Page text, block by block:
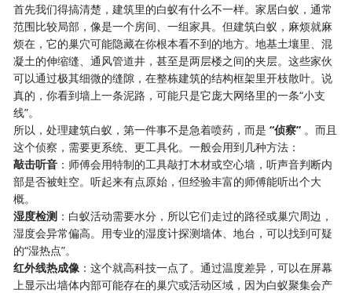
首先我们得搞清楚，建筑里的白蚁有什么不一样。家居白蚁，通常
范围比较局部，像是一个房间、一组家具。但建筑白蚁，麻烦就麻
烦在，它的巢穴可能隐藏在你根本看不到的地方。地基土壤里、混
凝土的伸缩缝、通风管道井，甚至是两层楼之间的夹层。这些家伙
可以通过极其细微的缝隙，在整栋建筑的结构框架里开枝散叶。说
真的，你看到墙上一条泥路，可能只是它庞大网络里的一条“小支
线”。
所以，处理建筑白蚁，第一件事不是急着喷药，而是“侦察” ​ 。而且
这个侦察，需要更系统、更工具化。一般会用到几种方法：
敲击听音 ：师傅会用特制的工具敲打木材或空心墙，听声音判断内
部是否被蛀空。听起来有点原始，但经验丰富的师傅能听出个大
概。
湿度检测 ：白蚁活动需要水分，所以它们走过的路径或巢穴周边，
湿度会异常偏高。用专业的湿度计探测墙体、地台，可以找到可疑
的“湿热点”。
红外线热成像 ：这个就高科技一点了。通过温度差异，可以在屏幕
上显示出墙体内部可能存在的巢穴或活动区域，因为白蚁聚集会产